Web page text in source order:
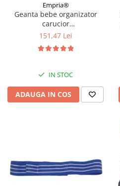
Empria®
Geanta bebe organizator
carucior
bebelusi, 36x21x11 cm
151,47 Lei
IN STOC
ADAUGA IN COS